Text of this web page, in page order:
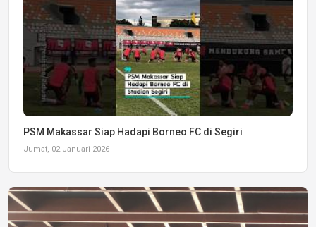
PSM Makassar Siap Hadapi Borneo FC di Segiri
Jumat, 02 Januari 2026